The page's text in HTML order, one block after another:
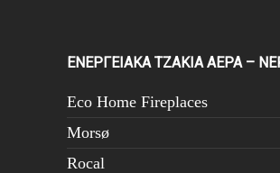
ΕΝΕΡΓΕΙΑΚΑ ΤΖΑΚΙΑ ΑΕΡΑ –
Eco Home Fireplaces
Morsø
Rocal